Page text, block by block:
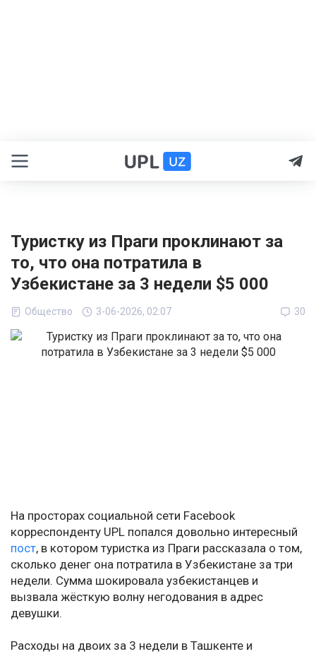
Туристку из Праги проклинают за
то, что она потратила в
Узбекистане за 3 недели $5 000
Общество 3-06-2026, 02:07 30
На просторах социальной сети Facebook
корреспонденту UPL попался довольно интересный
пост, в котором туристка из Праги рассказала о том,
сколько денег она потратила в Узбекистане за три
недели. Сумма шокировала узбекистанцев и
вызвала жёсткую волну негодования в адрес
девушки.
Расходы на двоих за 3 недели в Ташкенте и